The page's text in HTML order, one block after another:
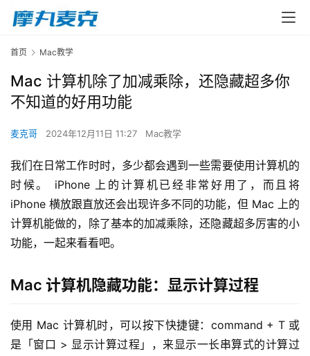
首页 Mac教学
Mac 计算机除了加减乘除，还隐藏超多你
不知道的好用功能
麦克哥 2024年12月11日 11:27 Mac教学
我们在日常工作时时，多少都会遇到一些需要使用计算机的
时候。 iPhone 上的计算机已经非常好用了，而且将
iPhone 横放跟直放还会出现许多不同的功能，但 Mac 上的
计算机能做的，除了基本的加减乘除，还隐藏超多厉害的小
功能，一起来看看吧。
Mac 计算机隐藏功能：显示计算过程
使用 Mac 计算机时，可以按下快捷键：command + T 或
是「窗口 > 显示计算过程」，来显示一长串算式的计算过